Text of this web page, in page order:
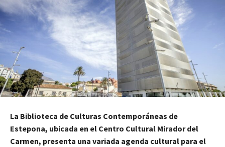
La Biblioteca de Culturas Contemporáneas de
Estepona, ubicada en el Centro Cultural Mirador del
Carmen, presenta una variada agenda cultural para el